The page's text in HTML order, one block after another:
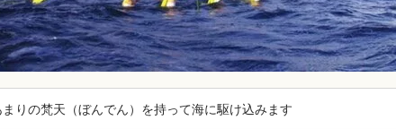
りの梵天（ぼんでん）を持って海に駆け込みます